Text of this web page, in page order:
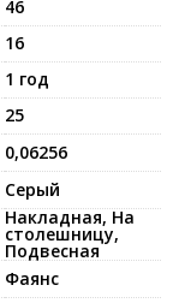
46
16
1 год
25
0,06256
Серый
Накладная, На
столешницу,
Подвесная
Фаянс